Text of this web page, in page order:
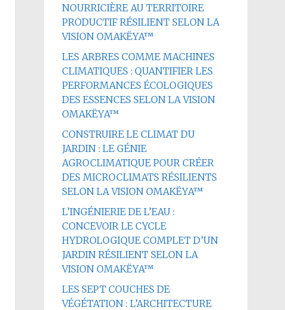
NOURRICIÈRE AU TERRITOIRE
PRODUCTIF RÉSILIENT SELON LA
VISION OMAKËYA™
LES ARBRES COMME MACHINES
CLIMATIQUES : QUANTIFIER LES
PERFORMANCES ÉCOLOGIQUES
DES ESSENCES SELON LA VISION
OMAKËYA™
CONSTRUIRE LE CLIMAT DU
JARDIN : LE GÉNIE
AGROCLIMATIQUE POUR CRÉER
DES MICROCLIMATS RÉSILIENTS
SELON LA VISION OMAKËYA™
L’INGÉNIERIE DE L’EAU :
CONCEVOIR LE CYCLE
HYDROLOGIQUE COMPLET D’UN
JARDIN RÉSILIENT SELON LA
VISION OMAKËYA™
LES SEPT COUCHES DE
VÉGÉTATION : L’ARCHITECTURE